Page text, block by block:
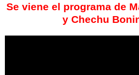
Se viene el programa de
y Chechu